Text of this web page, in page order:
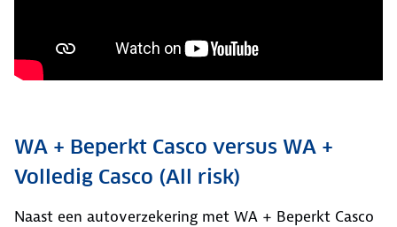
WA + Beperkt Casco versus WA +
Volledig Casco (All risk)
Naast een autoverzekering met WA + Beperkt Casco